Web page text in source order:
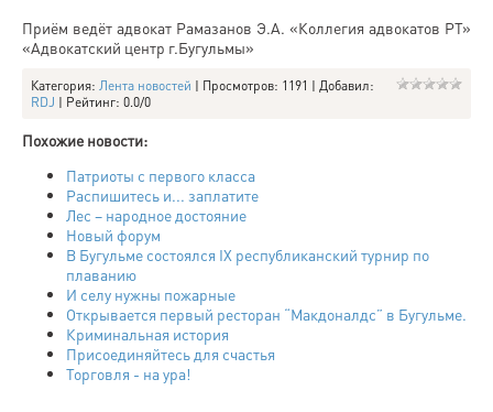
Приём ведёт адвокат Рамазанов Э.А. «Коллегия адвокатов РТ»
«Адвокатский центр г.Бугульмы»
Категория: Лента новостей | Просмотров: 1191 | Добавил:
RDJ | Рейтинг: 0.0/0
Похожие новости:
Патриоты с первого класса
Распишитесь и... заплатите
Лес – народное достояние
Новый форум
В Бугульме состоялся IX республиканский турнир по
плаванию
И селу нужны пожарные
Открывается первый ресторан “Макдоналдс” в Бугульме.
Криминальная история
Присоединяйтесь для счастья
Торговля - на ура!